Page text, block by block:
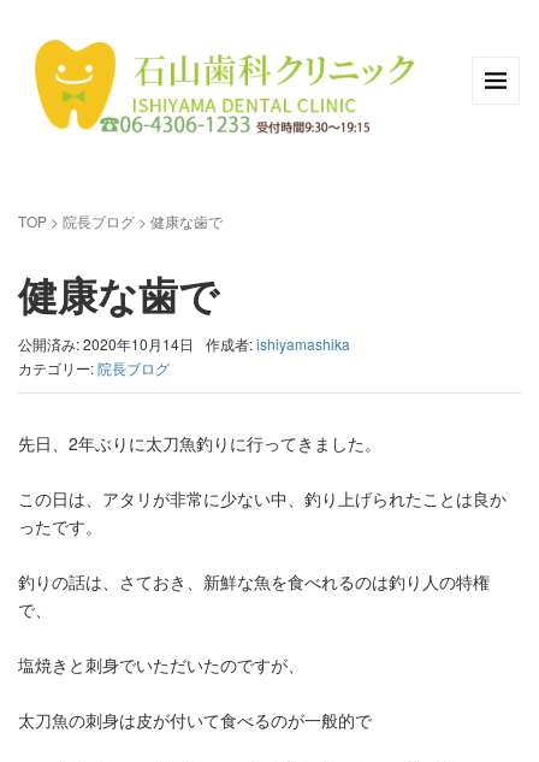
TOP > 院長ブログ > 健康な歯で
健康な歯で
公開済み: 2020年10月14日 作成者:ishiyamashika
カテゴリー:院長ブログ
先日、2年ぶりに太刀魚釣りに行ってきました。
この日は、アタリが非常に少ない中、釣り上げられたことは良か
ったです。
釣りの話は、さておき、新鮮な魚を食べれるのは釣り人の特権
で、
塩焼きと刺身でいただいたのですが、
太刀魚の刺身は皮が付いて食べるのが一般的で